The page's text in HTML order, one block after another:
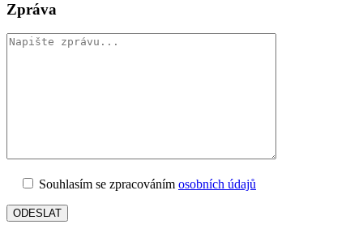
Zpráva
Souhlasím se zpracováním osobních údajů